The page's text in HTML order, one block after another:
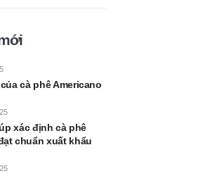
cà phê Americano
xác định cà phê
chuẩn xuất khẩu